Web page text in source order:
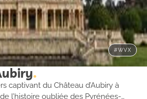
#WVX
captivant du Château d’Aubiry à
l’histoire oubliée des Pyrénées-